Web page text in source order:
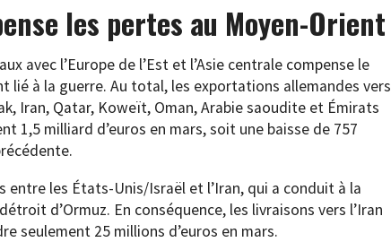
les pertes au Moyen-Orient
avec l’Europe de l’Est et l’Asie centrale compense le
lié à la guerre. Au total, les exportations allemandes vers
Iran, Qatar, Koweït, Oman, Arabie saoudite et Émirats
1,5 milliard d’euros en mars, soit une baisse de 757
les États-Unis/Israël et l’Iran, qui a conduit à la
d’Ormuz. En conséquence, les livraisons vers l’Iran
seulement 25 millions d’euros en mars.